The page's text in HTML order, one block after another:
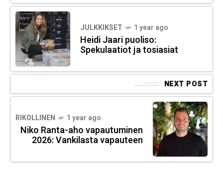
JULKKIKSET 1 year ago
Heidi Jaari puoliso:
Spekulaatiot ja tosiasiat
NEXT POST
RIKOLLINEN 1 year ago
Niko Ranta-aho vapautuminen
2026: Vankilasta vapauteen